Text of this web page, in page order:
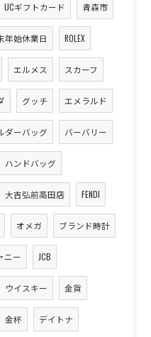
UCギフトカード 青森市
年始休業日 ROLEX
エルメス スカーフ
グッチ エメラルド
ダーバッグ バーバリー
ハンドバッグ
大吉弘前高田店 FENDI
オメガ ブランド時計
ニー JCB
ウイスキー 金貨
金杯 デイトナ